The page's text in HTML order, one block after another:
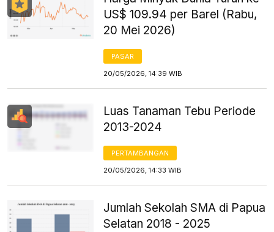
US$ 109.94 per Barel (Rabu,
20 Mei 2026)
PASAR
20/05/2026, 14:39 WIB
Luas Tanaman Tebu Periode
2013-2024
PERTAMBANGAN
20/05/2026, 14:33 WIB
Jumlah Sekolah SMA di Papua
Selatan 2018 - 2025